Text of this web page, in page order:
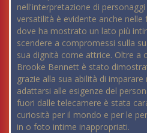
nell'interpretazione di
versatilità è evidente anche
dove ha mostrato un lato più
scendere a compromessi sulla
sua dignità come attrice. Oltre a
Brooke Bennett è stato
grazie alla sua abilità di
adattarsi alle esigenze del
fuori dalle telecamere è stata
curiosità per il mondo e per le
in o foto intime inappropriati.